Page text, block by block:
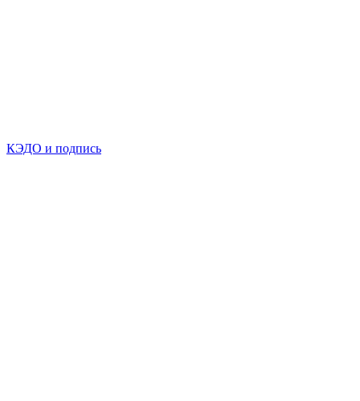
КЭДО и подпись